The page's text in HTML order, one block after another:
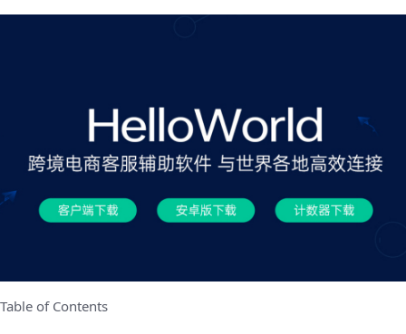
Table of Contents